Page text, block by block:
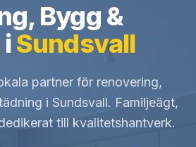
Bygg &
Sundsvall
partner för renovering,
i Sundsvall. Familjeägt,
till kvalitetshantverk.